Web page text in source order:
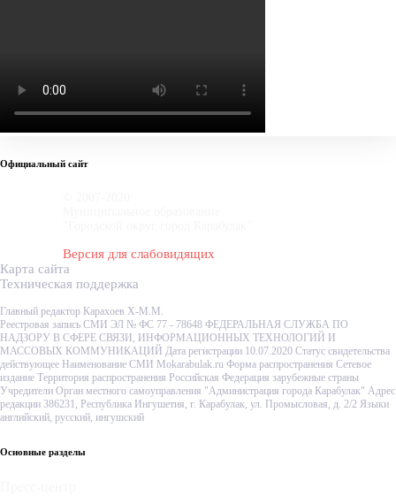
Официальный сайт
Версия для слабовидящих
Карта сайта
Техническая поддержка
Главный редактор Карахоев Х-М.М.
Реестровая запись СМИ ЭЛ № ФС 77 - 78648 ФЕДЕРАЛЬНАЯ СЛУЖБА ПО
НАДЗОРУ В СФЕРЕ СВЯЗИ, ИНФОРМАЦИОННЫХ ТЕХНОЛОГИЙ И
МАССОВЫХ КОММУНИКАЦИЙ Дата регистрации 10.07.2020 Статус свидетельства
действующее Наименование СМИ Mokarabulak.ru Форма распространения Сетевое
издание Территория распространения Российская Федерация зарубежные страны
Учредители Орган местного самоуправления "Администрация города Карабулак" Адрес
редакции 386231, Республика Ингушетия, г. Карабулак, ул. Промысловая, д. 2/2 Языки
английский, русский, ингушский
Основные разделы